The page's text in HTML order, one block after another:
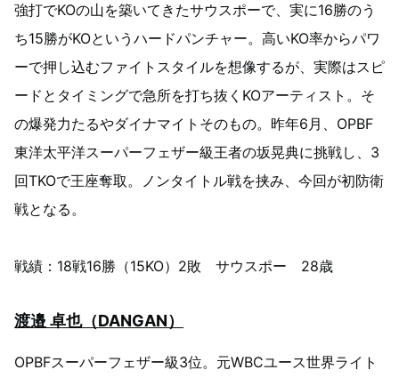
強打でKOの山を築いてきたサウスポーで、実に16勝のう
ち15勝がKOというハードパンチャー。高いKO率からパワ
ーで押し込むファイトスタイルを想像するが、実際はスピ
ードとタイミングで急所を打ち抜くKOアーティスト。そ
の爆発力たるやダイナマイトそのもの。昨年6月、OPBF
東洋太平洋スーパーフェザー級王者の坂晃典に挑戦し、3
回TKOで王座奪取。ノンタイトル戦を挟み、今回が初防衛
戦となる。
戦績：18戦16勝（15KO）2敗 サウスポー 28歳
渡邉 卓也（DANGAN）
OPBFスーパーフェザー級3位。元WBCユース世界ライト